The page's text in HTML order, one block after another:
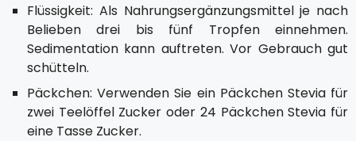
Flüssigkeit: Als Nahrungsergänzungsmittel je nach
Belieben drei bis fünf Tropfen einnehmen.
Sedimentation kann auftreten. Vor Gebrauch gut
schütteln.
Päckchen: Verwenden Sie ein Päckchen Stevia für
zwei Teelöffel Zucker oder 24 Päckchen Stevia für
eine Tasse Zucker.